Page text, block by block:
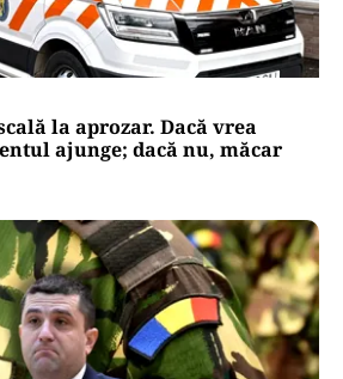
la aprozar. Dacă vrea
ajunge; dacă nu, măcar